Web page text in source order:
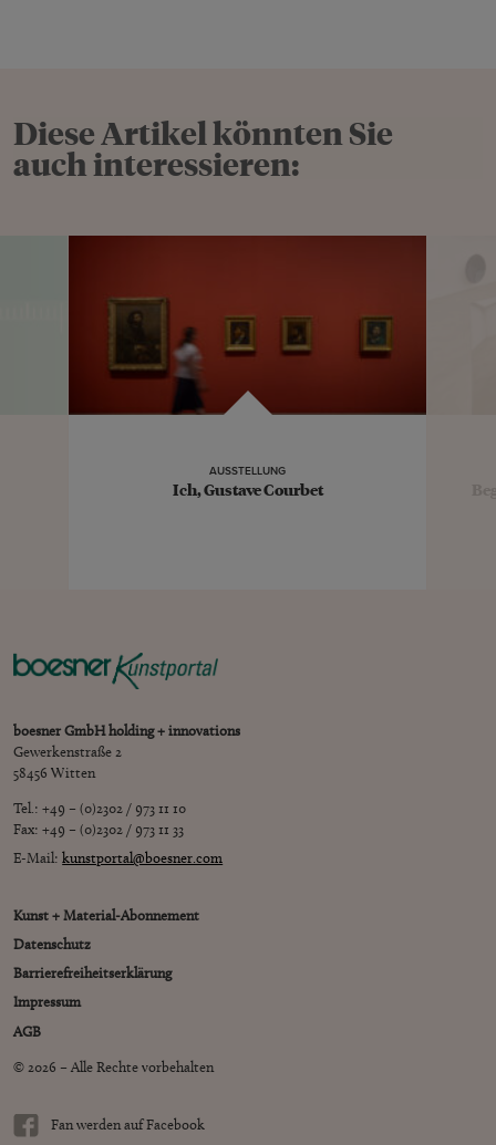
Diese Artikel könnten Sie
auch interessieren:
AUSSTELLUNG
Ich, Gustave Courbet
boesner GmbH holding + innovations
Gewerkenstraße 2
58456 Witten
Tel.: +49 – (0)2302 / 973 11 10
Fax: +49 – (0)2302 / 973 11 33
E-Mail:kunstportal@boesner.com
Kunst + Material-Abonnement
Datenschutz
Barrierefreiheitserklärung
Impressum
AGB
© 2026 – Alle Rechte vorbehalten
Fan werden auf Facebook